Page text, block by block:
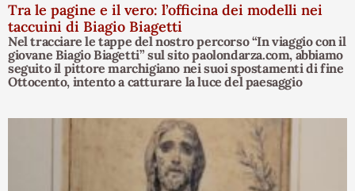
Tra le pagine e il vero: l’officina dei modelli nei
taccuini di Biagio Biagetti
Nel tracciare le tappe del nostro percorso “In viaggio con il
giovane Biagio Biagetti” sul sito paolondarza.com, abbiamo
seguito il pittore marchigiano nei suoi spostamenti di fine
Ottocento, intento a catturare la luce del paesaggio